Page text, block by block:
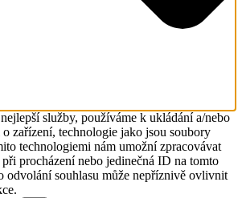
služby, používáme k ukládání a/nebo
zařízení, technologie jako jsou soubory
technologiemi nám umožní zpracovávat
procházení nebo jedinečná ID na tomto
odvolání souhlasu může nepříznivě ovlivnit